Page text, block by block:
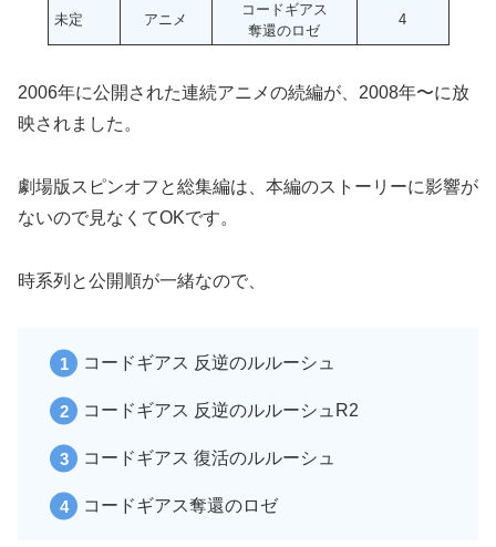
未定 アニメ
コードギアス
奪還のロゼ
4
2006年に公開された連続アニメの続編が、2008年〜に放
映されました。
劇場版スピンオフと総集編は、本編のストーリーに影響が
ないので見なくてOKです。
時系列と公開順が一緒なので、
コードギアス 反逆のルルーシュ
コードギアス 反逆のルルーシュR2
コードギアス 復活のルルーシュ
コードギアス奪還のロゼ